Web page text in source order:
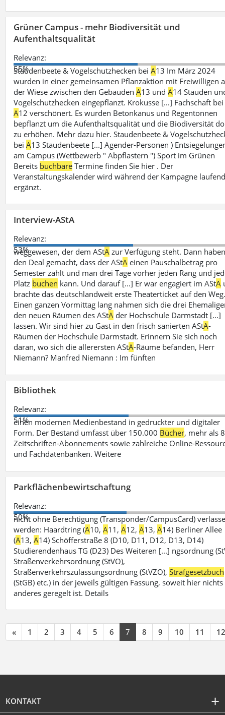
Grüner Campus - mehr Biodiversität und
Aufenthaltsqualität
Relevanz:
55%
Staudenbeete & Vogelschutzhecken beiA13 Im März 2024
wurden in einer gemeinsamen Pflanzaktion mit Freiwilligen
der Wiese zwischen den GebäudenA13 undA14 Stauden
Vogelschutzhecken eingepflanzt. Krokusse [...] Fachschaft bei
A12 verschönert. Es wurden Betonkanus und Regentonnen
bepflanzt um die Aufenthaltsqualität und die Biodiversität
zu erhöhen. Mehr dazu hier. Staudenbeete &
beiA13 Staudenbeete [...] Agender-Personen )
am Campus (Wettbewerb " Abpflastern ") Sport im Grünen
Bereits buchbare Termine finden Sie hier . Der
Veranstaltungskalender wird während der Kampagne
ergänzt.
Interview-AStA
Relevanz:
53%
weggewesen, der dem AStA zur Verfügung steht. Dann
den Deal gemacht, dass der AStA einen Pauschalbetrag pro
Semester zahlt und man drei Tage vorher jeden Rang und
Platz buchen kann. Und darauf [...] Er war engagiert im AStA
brachte das deutschlandweit erste Theaterticket auf den
Einen ganzen Vormittag lang nahmen sich die drei
den neuen Räumen des AStA der Hochschule Darmstadt [...]
lassen. Wir sind hier zu Gast in den frisch sanierten AStA-
Räumen der Hochschule Darmstadt. Erinnern Sie sich noch
daran, wo sich die allerersten AStA-Räume befanden, Herr
Niemann? Manfred Niemann : Im fünften
Bibliothek
Relevanz:
51%
einen modernen Medienbestand in gedruckter und digitaler
Form. Der Bestand umfasst über 150.000 Bücher, mehr als
Zeitschriften-Abonnements sowie zahlreiche Online-
und Fachdatenbanken. Weitere
Parkflächenbewirtschaftung
Relevanz:
50%
nicht ohne Berechtigung (Transponder/CampusCard)
werden: Haardtring (A10,A11,A12,A13,A14) Berliner Allee
(A13,A14) Schöfferstraße 8 (D10, D11, D12, D13, D14)
Studierendenhaus TG (D23) Des Weiteren [...] ngsordnung
Straßenverkehrsordnung (StVO),
Straßenverkehrszulassungsordnung (StVZO),Strafgesetzbuch
(StGB) etc.) in der jeweils gültigen Fassung, soweit hier nichts
anderes geregelt ist. Details
« 1 2 3 4 5 6 7 8 9 10 11 12
KONTAKT